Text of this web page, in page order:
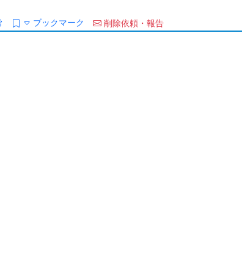
ブックマーク 削除依頼・報告